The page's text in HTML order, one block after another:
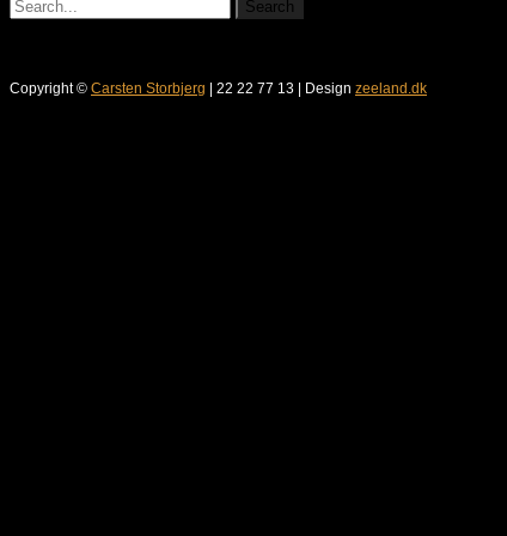
Copyright © Carsten Storbjerg | 22 22 77 13 | Design zeeland.dk